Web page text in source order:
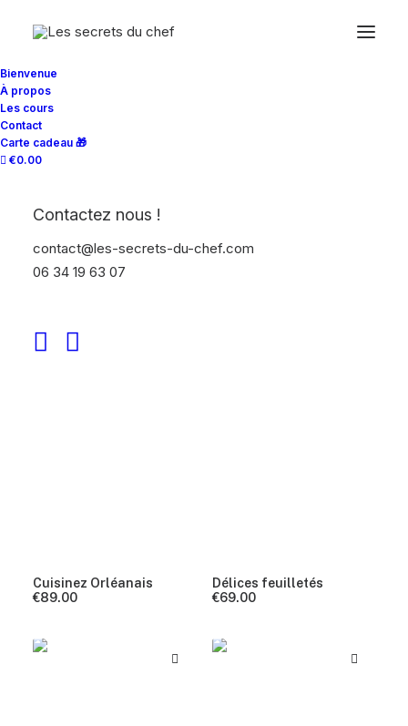
Bienvenue
À propos
Les cours
Contact
Carte cadeau 🎁
€0.00
Contactez nous !
contact@les-secrets-du-chef.com
06 34 19 63 07
Cuisinez Orléanais
€89.00
Délices feuilletés
€69.00